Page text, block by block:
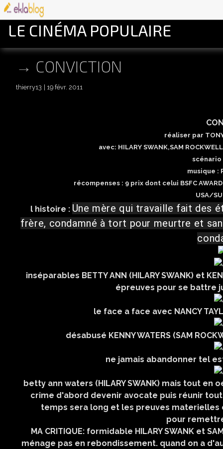
LE CINÉMA POPULAIRE
CONVICTION
thierry13 19 févr. 2011
réaliser par
avec: HILARY SWANK,SAM
scénario :
musique :
récompenses : 9 prix dont celui BSFC
USA/
l histoire : Une mère qui travaille fait des
frère, condamné à tort pour meurtre et
inséparables BETTY ANN (HILARY SWANK) et
épreuves pour se battre
le face a face avec NANCY
désabusé KENNY WATERS (SAM
ne jamais abandonner tel
betty ann waters (HILARY SWANK) mais tout
crime d'abord devenir avocate puis réunir
temps sera long et les preuves
pour
MA CRITIQUE: formidable HILARY SWANK et
ménage pas en rebondissement. quand on a